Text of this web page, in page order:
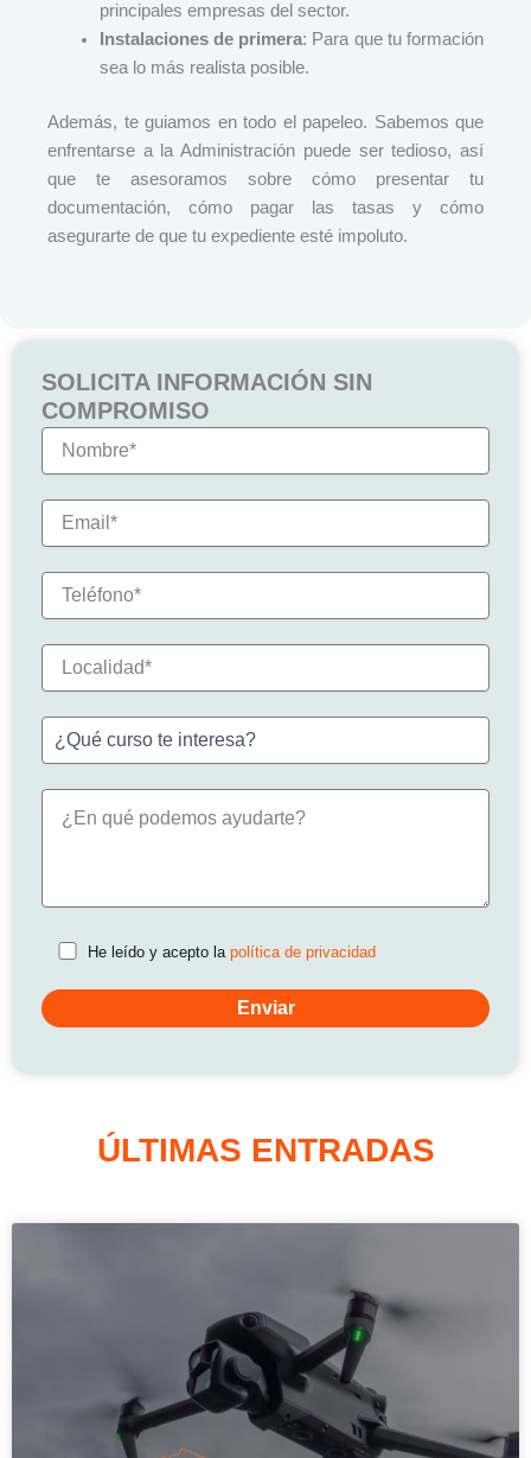
principales empresas del sector.
Instalaciones de primera: Para que tu formación
sea lo más realista posible.
Además, te guiamos en todo el papeleo. Sabemos que
enfrentarse a la Administración puede ser tedioso, así
que te asesoramos sobre cómo presentar tu
documentación, cómo pagar las tasas y cómo
asegurarte de que tu expediente esté impoluto.
SOLICITA INFORMACIÓN SIN
COMPROMISO
He leído y acepto lapolítica de privacidad
ÚLTIMAS ENTRADAS